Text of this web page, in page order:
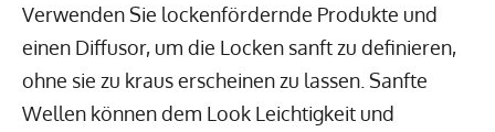
Verwenden Sie lockenfördernde Produkte und
einen Diffusor, um die Locken sanft zu definieren,
ohne sie zu kraus erscheinen zu lassen. Sanfte
Wellen können dem Look Leichtigkeit und